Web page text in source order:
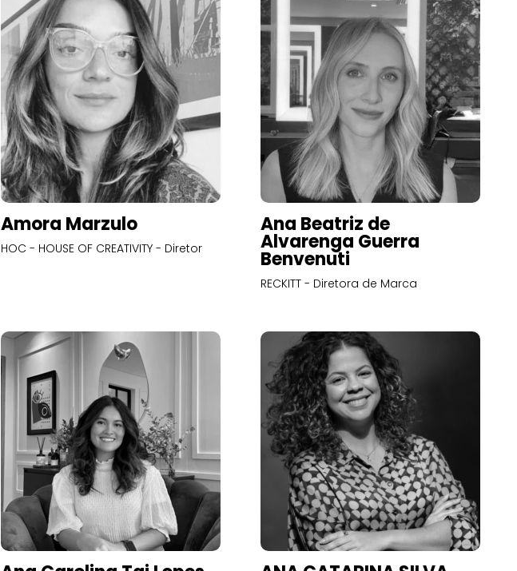
Amora Marzulo
HOC - HOUSE OF CREATIVITY - Diretor
Ana Beatriz de
Alvarenga Guerra
Benvenuti
RECKITT - Diretora de Marca